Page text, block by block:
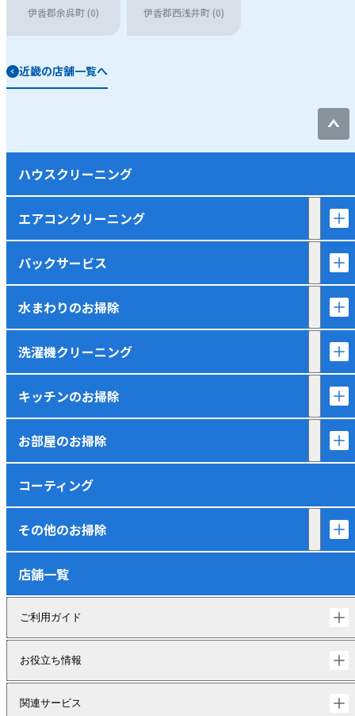
伊香郡余呉町 (0) 伊香郡西浅井町 (0)
近畿の店舗一覧へ
ハウスクリーニング
エアコンクリーニング
パックサービス
水まわりのお掃除
洗濯機クリーニング
キッチンのお掃除
お部屋のお掃除
コーティング
その他のお掃除
店舗一覧
ご利用ガイド
お役立ち情報
関連サービス